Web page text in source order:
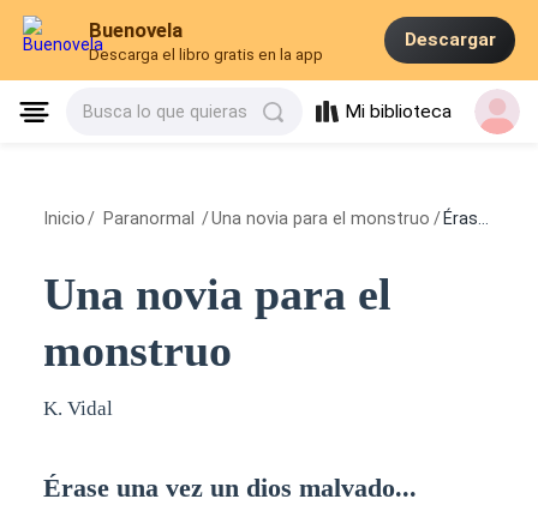
Buenovela
Descarga el libro gratis en la app
Descargar
Busca lo que quieras Mi biblioteca
Inicio / Paranormal /Una novia para el monstruo / Érase una vez un dios malvado...
Una novia para el
monstruo
K. Vidal
Érase una vez un dios malvado...